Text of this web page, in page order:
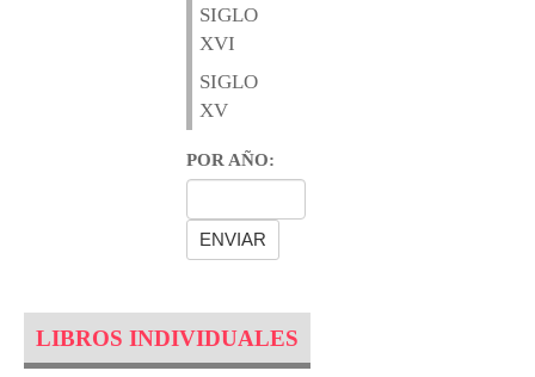
SIGLO
XVI
SIGLO
XV
POR AÑO:
LIBROS INDIVIDUALES